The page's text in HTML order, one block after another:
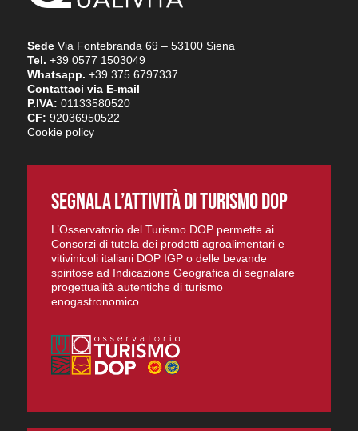
SedeVia Fontebranda 69 – 53100 Siena
Tel. +39 0577 1503049
Whatsapp. +39 375 6797337
Contattaci via E-mail
P.IVA: 01133580520
CF: 92036950522
Cookie policy
SEGNALA L’ATTIVITÀ DI TURISMO DOP
L’Osservatorio del Turismo DOP permette ai
Consorzi di tutela dei prodotti agroalimentari e
vitivinicoli italiani DOP IGP o delle bevande
spiritose ad Indicazione Geografica di segnalare
progettualità autentiche di turismo
enogastronomico.